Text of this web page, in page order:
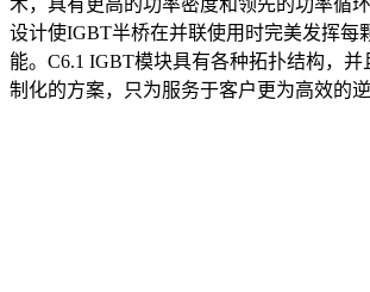
术，具有更高的功率密度和领先的功率循
设计使IGBT半桥在并联使用时完美发挥每
能。C6.1 IGBT模块具有各种拓扑结构，并
制化的方案，只为服务于客户更为高效的逆